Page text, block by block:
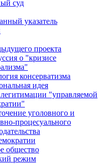
суд
указатель
проекта
о "кризисе
консерватизма
идея
"управляемой
уголовного и
процесуального
общество
режим